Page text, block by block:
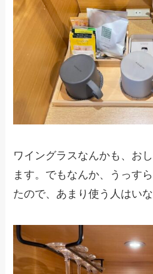
ワイングラスなんかも、お
ます。でもなんか、うっす
たので、あまり使う人はい